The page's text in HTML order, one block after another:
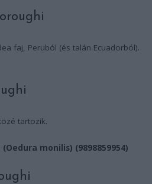
faj, Peruból (és talán Ecuadorból).
tartozik.